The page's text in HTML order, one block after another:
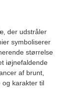
der udstråler
symboliserer
størrelse
iøjnefaldende
af brunt,
og karakter til